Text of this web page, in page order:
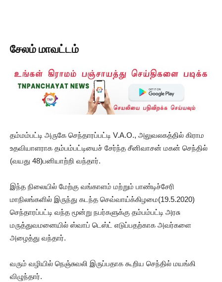
சேலம் மாவட்டம்
தம்மம்பட்டி அருகே செந்தாரப்பட்டி V.A.O., அலுவலகத்தில் கிராம
உதவியாளராக தம்பம்பட்டியைச் சேர்ந்த சீனிவாசன் மகன் செந்தில்
(வயது 48)பனியாற்றி வந்தார்.
இந்த நிலையில் மேற்கு வங்காளம் மற்றும் பாண்டிச்சேரி
மாநிலங்களில் இருந்து கடந்த செவ்வாய்க்கிழமை(19.5.2020)
செந்தாரப்பட்டி வந்த மூன்று நபர்களுக்கு தம்பம்பட்டி அரசு
மருத்துவமனையில் ஸ்வாப் டெஸ்ட் எடுப்பதற்காக அவர்களை
அழைத்து வந்தார்.
வரும் வழியில் நெஞ்சுவலி இருப்பதாக கூறிய செந்தில் மயங்கி
விழுந்தார்.